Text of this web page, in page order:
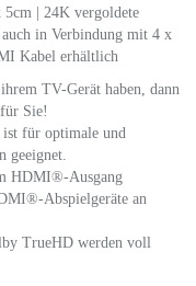
| 24K vergoldete
in Verbindung mit 4 x
Kabel erhältlich
TV-Gerät haben, dann
Sie!
für optimale und
geeignet.
HDMI®-Ausgang
Abspielgeräte an
TrueHD werden voll